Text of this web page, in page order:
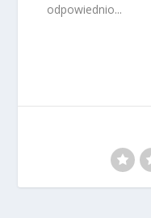
odpowiednio...